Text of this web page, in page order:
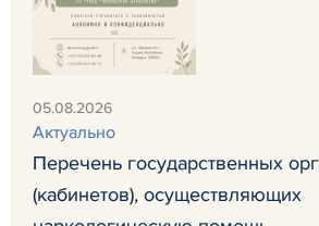
05.08.2026
Актуально
Перечень государственных
(кабинетов), осуществляющих